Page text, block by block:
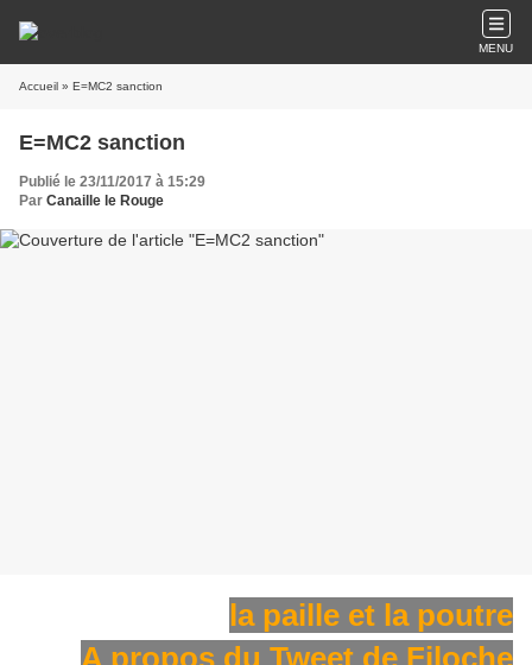
MENU
Accueil » E=MC2 sanction
E=MC2 sanction
Publié le 23/11/2017 à 15:29
Par Canaille le Rouge
la paille et la poutre